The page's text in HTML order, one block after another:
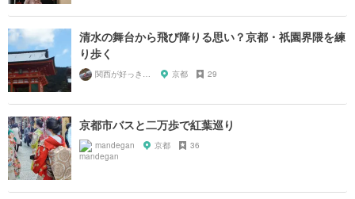
清水の舞台から飛び降りる思い？京都・祇園界隈を練
り歩く
関西が好っきゃねん 京都 29
京都市バスと二万歩で紅葉巡り
mandegan 京都 36